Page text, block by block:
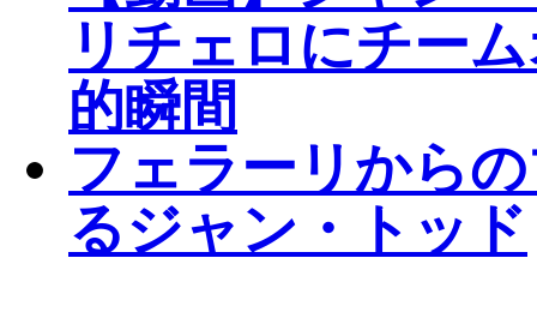
リチェロにチー
的瞬間
フェラーリから
るジャン・トッド